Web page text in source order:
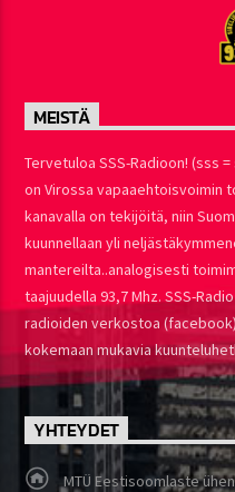
MEISTÄ
Tervetuloa SSS-Radioon! (sss
on Virossa vapaaehtoisvoimin
kanavalla on tekijöitä, niin
kuunnellaan yli
mantereilta..analogisesti
taajuudella 93,7 Mhz. SSS-
radioiden verkostoa
kokemaan mukavia
YHTEYDET
MTÜ Eestisoomlaste